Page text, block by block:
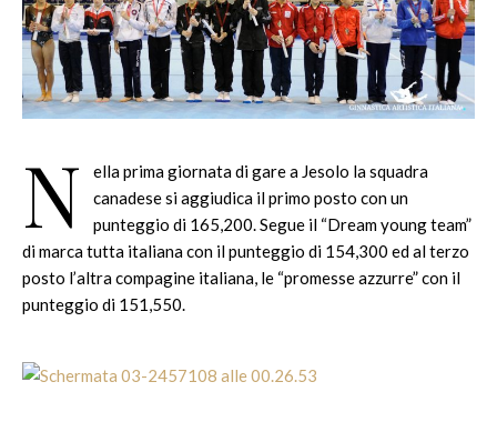
N
ella prima giornata di gare a Jesolo la squadra
canadese si aggiudica il primo posto con un
punteggio di 165,200. Segue il “Dream young team”
di marca tutta italiana con il punteggio di 154,300 ed al terzo
posto l’altra compagine italiana, le “promesse azzurre” con il
punteggio di 151,550.